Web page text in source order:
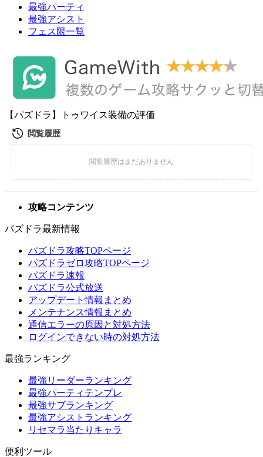
最強パーティ
最強アシスト
フェス限一覧
【パズドラ】トゥワイス装備の評価
攻略コンテンツ
パズドラ最新情報
パズドラ攻略TOPページ
パズドラゼロ攻略TOPページ
パズドラ速報
パズドラ公式放送
アップデート情報まとめ
メンテナンス情報まとめ
通信エラーの原因と対処方法
ログインできない時の対処方法
最強ランキング
最強リーダーランキング
最強パーティテンプレ
最強サブランキング
最強アシストランキング
リセマラ当たりキャラ
便利ツール